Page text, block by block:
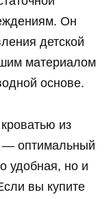
Он
детской
материалом
основе.
из
— оптимальный
удобная, но и
вы купите